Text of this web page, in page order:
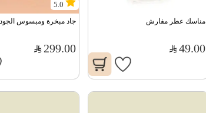
مناسك عطر مفارش
49.00
5.0
جاد مبخرة ومبسوس الجود
299.00